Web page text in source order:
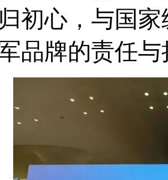
初心，与国
品牌的责任